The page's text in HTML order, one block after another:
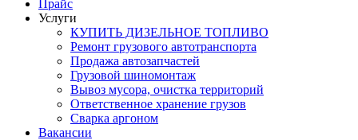
Прайс
Услуги
КУПИТЬ ДИЗЕЛЬНОЕ ТОПЛИВО
Ремонт грузового автотранспорта
Продажа автозапчастей
Грузовой шиномонтаж
Вывоз мусора, очистка территорий
Ответственное хранение грузов
Сварка аргоном
Вакансии